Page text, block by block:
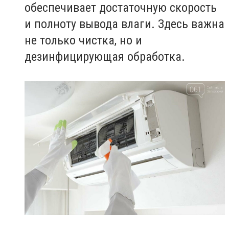
обеспечивает достаточную скорость
и полноту вывода влаги. Здесь важна
не только чистка, но и
дезинфицирующая обработка.